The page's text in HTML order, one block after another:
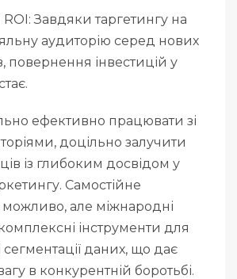
Завдяки таргетингу на
аудиторію серед нових
повернення інвестицій у
ефективно працювати зі
доцільно залучити
із глибоким досвідом у
Самостійне
але міжнародні
інструменти для
сегментації даних, що дає
в конкурентній боротьбі.